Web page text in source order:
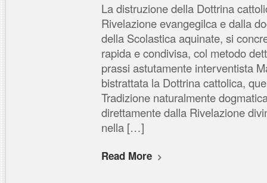
La distruzione della Dottrina
Rivelazione evangegilca e dalla
della Scolastica aquinate, si
rapida e condivisa, col metodo
prassi astutamente interventista
bistrattata la Dottrina cattolica,
Tradizione naturalmente
direttamente dalla Rivelazione
nella […]
Read More